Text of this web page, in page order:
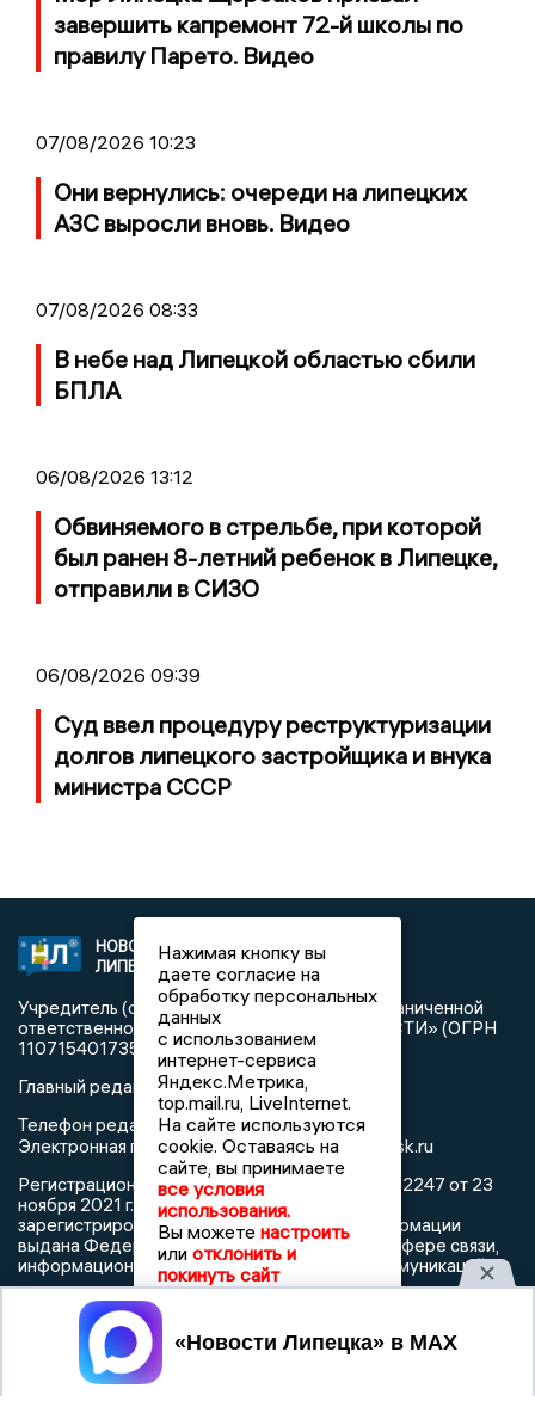
завершить капремонт 72-й школы по
правилу Парето. Видео
07/08/2026 10:23
Они вернулись: очереди на липецких
АЗС выросли вновь. Видео
07/08/2026 08:33
В небе над Липецкой областью сбили
БПЛА
06/08/2026 13:12
Обвиняемого в стрельбе, при которой
был ранен 8-летний ребенок в Липецке,
отправили в СИЗО
06/08/2026 09:39
Суд ввел процедуру реструктуризации
долгов липецкого застройщика и внука
министра СССР
НОВОСТИ
ЛИПЕЦКА
2021 © NEWSLIPETSK.RU | СИ
«Новости Липецка»
Учредитель (соучредители): Общество с ограниченной
ответственностью «РЕГИОНАЛЬНЫЕ НОВОСТИ» (ОГРН
1107154017354)
Главный редактор: Герцог Е.Г.
Телефон редакции: +7 903 699 9427
Электронная почта редакции:info@newslipetsk.ru
Регистрационный номер: серия Эл № ФС77-82247 от 23
ноября 2021 г. согласно выписке из реестра
зарегистрированных средств массовой информации
выдана Федеральной службой по надзору в сфере связи,
информационных технологий и массовых коммуникаций
Нажимая кнопку вы
даете согласие на
обработку персональных
данных
с использованием
интернет-сервиса
Яндекс.Метрика,
top.mail.ru, LiveInternet.
На сайте используются
cookie. Оставаясь на
сайте, вы принимаете
все условия
использования.
Вы можете настроить
или отклонить и
покинуть сайт
Принять